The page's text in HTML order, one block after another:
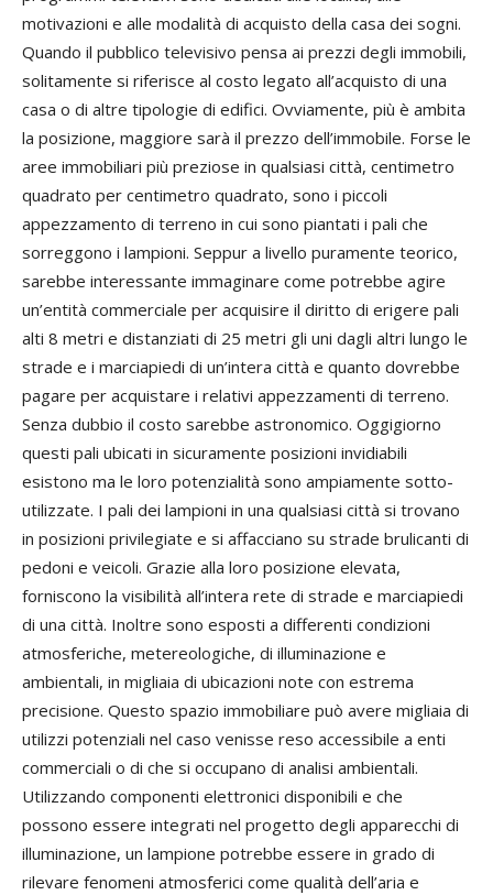
motivazioni e alle modalità di acquisto della casa dei sogni.
Quando il pubblico televisivo pensa ai prezzi degli immobili,
solitamente si riferisce al costo legato all’acquisto di una
casa o di altre tipologie di edifici. Ovviamente, più è ambita
la posizione, maggiore sarà il prezzo dell’immobile. Forse le
aree immobiliari più preziose in qualsiasi città, centimetro
quadrato per centimetro quadrato, sono i piccoli
appezzamento di terreno in cui sono piantati i pali che
sorreggono i lampioni. Seppur a livello puramente teorico,
sarebbe interessante immaginare come potrebbe agire
un’entità commerciale per acquisire il diritto di erigere pali
alti 8 metri e distanziati di 25 metri gli uni dagli altri lungo le
strade e i marciapiedi di un’intera città e quanto dovrebbe
pagare per acquistare i relativi appezzamenti di terreno.
Senza dubbio il costo sarebbe astronomico. Oggigiorno
questi pali ubicati in sicuramente posizioni invidiabili
esistono ma le loro potenzialità sono ampiamente sotto-
utilizzate. I pali dei lampioni in una qualsiasi città si trovano
in posizioni privilegiate e si affacciano su strade brulicanti di
pedoni e veicoli. Grazie alla loro posizione elevata,
forniscono la visibilità all’intera rete di strade e marciapiedi
di una città. Inoltre sono esposti a differenti condizioni
atmosferiche, metereologiche, di illuminazione e
ambientali, in migliaia di ubicazioni note con estrema
precisione. Questo spazio immobiliare può avere migliaia di
utilizzi potenziali nel caso venisse reso accessibile a enti
commerciali o di che si occupano di analisi ambientali.
Utilizzando componenti elettronici disponibili e che
possono essere integrati nel progetto degli apparecchi di
illuminazione, un lampione potrebbe essere in grado di
rilevare fenomeni atmosferici come qualità dell’aria e